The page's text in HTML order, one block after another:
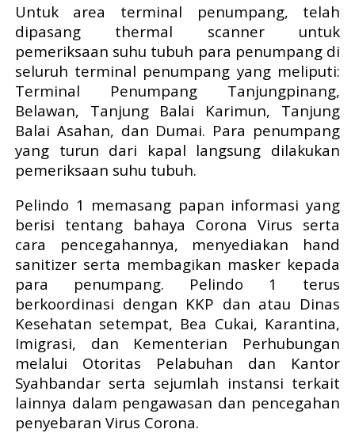
Untuk area terminal penumpang, telah
dipasang thermal scanner untuk
pemeriksaan suhu tubuh para penumpang di
seluruh terminal penumpang yang meliputi:
Terminal Penumpang Tanjungpinang,
Belawan, Tanjung Balai Karimun, Tanjung
Balai Asahan, dan Dumai. Para penumpang
yang turun dari kapal langsung dilakukan
pemeriksaan suhu tubuh.
Pelindo 1 memasang papan informasi yang
berisi tentang bahaya Corona Virus serta
cara pencegahannya, menyediakan hand
sanitizer serta membagikan masker kepada
para penumpang. Pelindo 1 terus
berkoordinasi dengan KKP dan atau Dinas
Kesehatan setempat, Bea Cukai, Karantina,
Imigrasi, dan Kementerian Perhubungan
melalui Otoritas Pelabuhan dan Kantor
Syahbandar serta sejumlah instansi terkait
lainnya dalam pengawasan dan pencegahan
penyebaran Virus Corona.